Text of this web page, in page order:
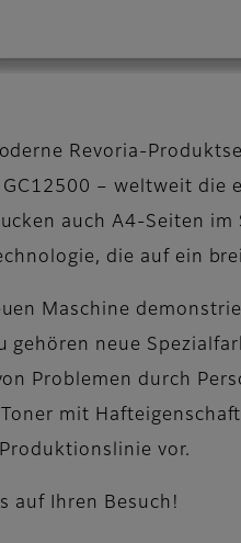
Revoria-
GC12500 – weltweit
auch A4-Seiten
die auf ein
Maschine
gehören neue
Problemen durch
mit
vor.
auf Ihren Besuch!